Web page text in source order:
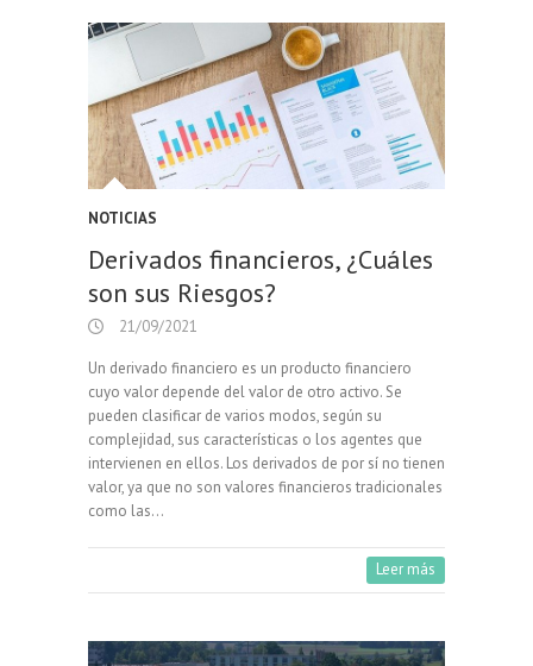
NOTICIAS
Derivados financieros, ¿Cuáles
son sus Riesgos?
21/09/2021
Un derivado financiero es un producto financiero
cuyo valor depende del valor de otro activo. Se
pueden clasificar de varios modos, según su
complejidad, sus características o los agentes que
intervienen en ellos. Los derivados de por sí no tienen
valor, ya que no son valores financieros tradicionales
como las…
Leer más